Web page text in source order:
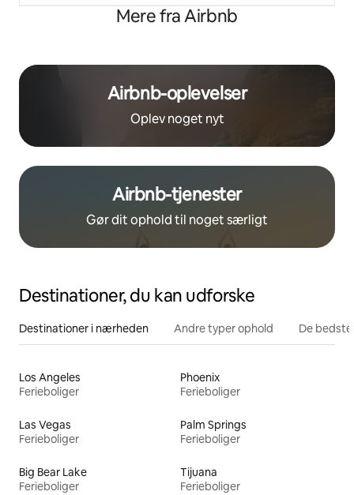
Mere fra Airbnb
Airbnb-oplevelser
Oplev noget nyt
Airbnb-tjenester
Gør dit ophold til noget særligt
Destinationer, du kan udforske
Destinationer i nærheden Andre typer ophold De
Los Angeles
Ferieboliger
Phoenix
Ferieboliger
Las Vegas
Ferieboliger
Palm Springs
Ferieboliger
Big Bear Lake
Ferieboliger
Tijuana
Ferieboliger